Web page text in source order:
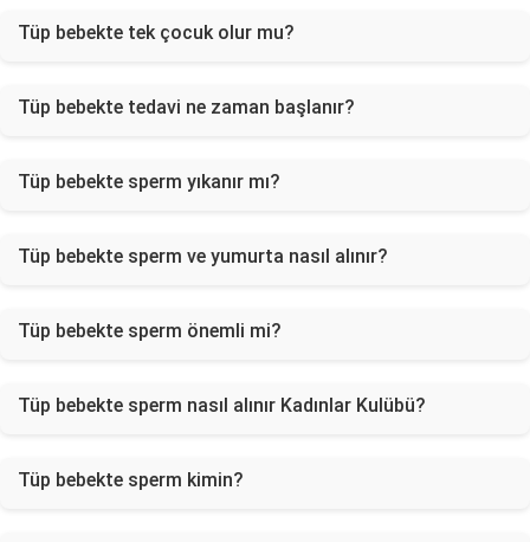
Tüp bebekte tek çocuk olur mu?
Tüp bebekte tedavi ne zaman başlanır?
Tüp bebekte sperm yıkanır mı?
Tüp bebekte sperm ve yumurta nasıl alınır?
Tüp bebekte sperm önemli mi?
Tüp bebekte sperm nasıl alınır Kadınlar Kulübü?
Tüp bebekte sperm kimin?